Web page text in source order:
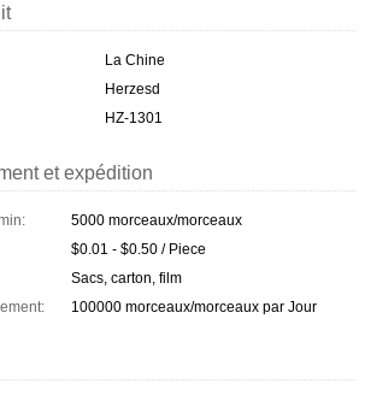
La Chine
Herzesd
HZ-1301
et expédition
5000 morceaux/morceaux
$0.01 - $0.50 / Piece
Sacs, carton, film
100000 morceaux/morceaux par Jour